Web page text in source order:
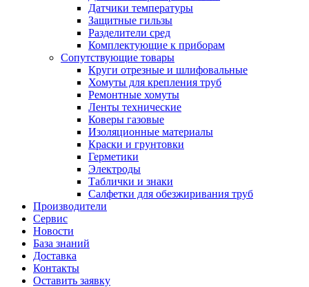
Датчики температуры
Защитные гильзы
Разделители сред
Комплектующие к приборам
Сопутствующие товары
Круги отрезные и шлифовальные
Хомуты для крепления труб
Ремонтные хомуты
Ленты технические
Коверы газовые
Изоляционные материалы
Краски и грунтовки
Герметики
Электроды
Таблички и знаки
Салфетки для обезжиривания труб
Производители
Сервис
Новости
База знаний
Доставка
Контакты
Оставить заявку